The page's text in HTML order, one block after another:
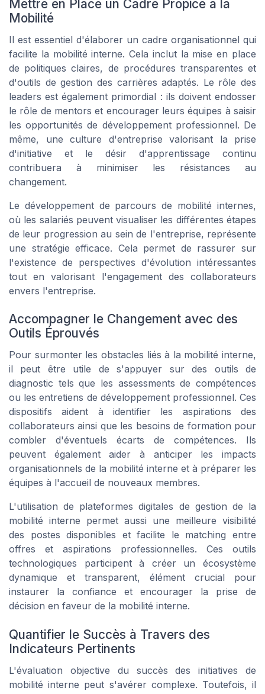
Mettre en Place un Cadre Propice à la
Mobilité
Il est essentiel d'élaborer un cadre organisationnel qui
facilite la mobilité interne. Cela inclut la mise en place
de politiques claires, de procédures transparentes et
d'outils de gestion des carrières adaptés. Le rôle des
leaders est également primordial : ils doivent endosser
le rôle de mentors et encourager leurs équipes à saisir
les opportunités de développement professionnel. De
même, une culture d'entreprise valorisant la prise
d'initiative et le désir d'apprentissage continu
contribuera à minimiser les résistances au
changement.
Le développement de parcours de mobilité internes,
où les salariés peuvent visualiser les différentes étapes
de leur progression au sein de l'entreprise, représente
une stratégie efficace. Cela permet de rassurer sur
l'existence de perspectives d'évolution intéressantes
tout en valorisant l'engagement des collaborateurs
envers l'entreprise.
Accompagner le Changement avec des
Outils Éprouvés
Pour surmonter les obstacles liés à la mobilité interne,
il peut être utile de s'appuyer sur des outils de
diagnostic tels que les assessments de compétences
ou les entretiens de développement professionnel. Ces
dispositifs aident à identifier les aspirations des
collaborateurs ainsi que les besoins de formation pour
combler d'éventuels écarts de compétences. Ils
peuvent également aider à anticiper les impacts
organisationnels de la mobilité interne et à préparer les
équipes à l'accueil de nouveaux membres.
L'utilisation de plateformes digitales de gestion de la
mobilité interne permet aussi une meilleure visibilité
des postes disponibles et facilite le matching entre
offres et aspirations professionnelles. Ces outils
technologiques participent à créer un écosystème
dynamique et transparent, élément crucial pour
instaurer la confiance et encourager la prise de
décision en faveur de la mobilité interne.
Quantifier le Succès à Travers des
Indicateurs Pertinents
L'évaluation objective du succès des initiatives de
mobilité interne peut s'avérer complexe. Toutefois, il